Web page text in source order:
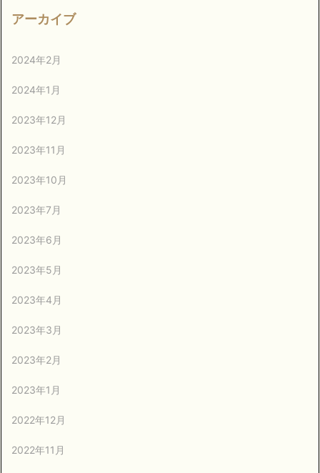
アーカイブ
2024年2月
2024年1月
2023年12月
2023年11月
2023年10月
2023年7月
2023年6月
2023年5月
2023年4月
2023年3月
2023年2月
2023年1月
2022年12月
2022年11月